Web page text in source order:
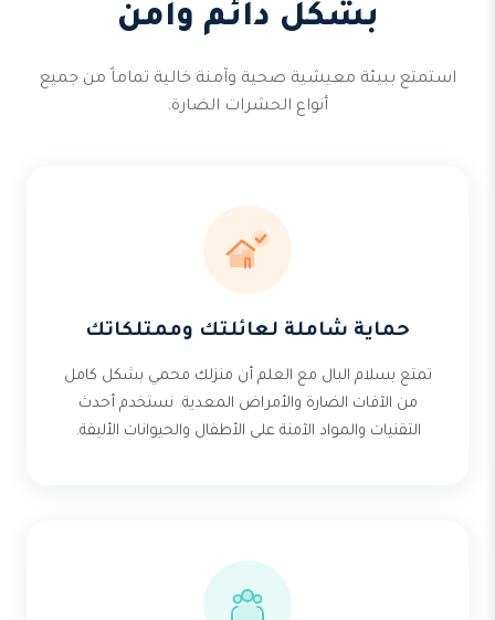
بشكل دائم وآمن
استمتع ببيئة معيشية صحية وآمنة خالية تماماً من جميع
أنواع الحشرات الضارة.
حماية شاملة لعائلتك وممتلكاتك
تمتع بسلام البال مع العلم أن منزلك محمي بشكل كامل
من الآفات الضارة والأمراض المعدية. نستخدم أحدث
التقنيات والمواد الآمنة على الأطفال والحيوانات الأليفة.